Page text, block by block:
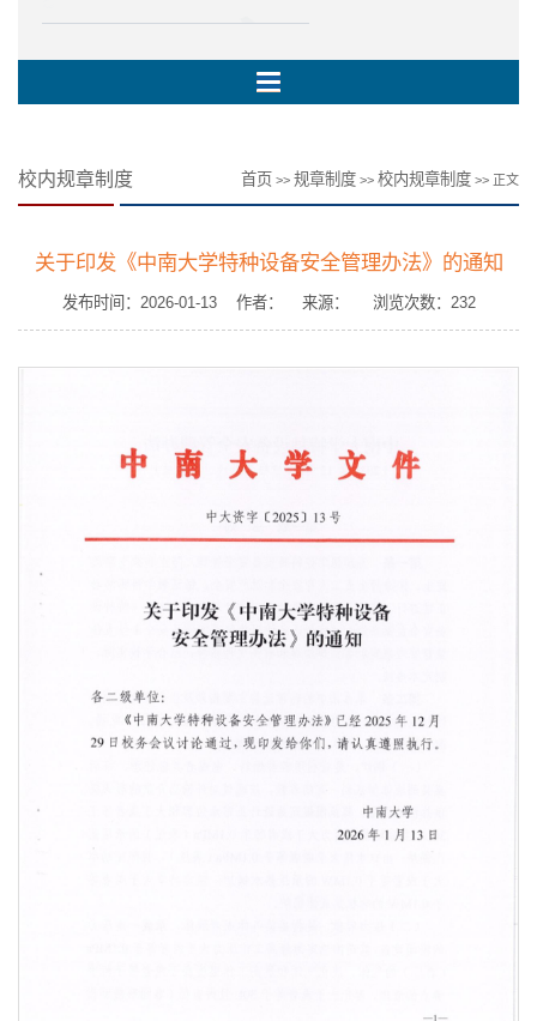
校内规章制度 首页 >> 规章制度 >> 校内规章制度 >> 正文
关于印发《中南大学特种设备安全管理办法》的通知
发布时间：2026-01-13 作者： 来源： 浏览次数： 232